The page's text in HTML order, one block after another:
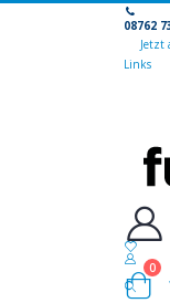
08762
Jetzt
Links
0